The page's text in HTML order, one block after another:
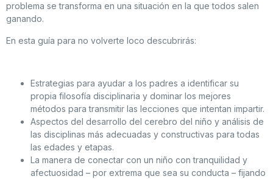
problema se transforma en una situación en la que todos salen
ganando.
En esta guía para no volverte loco descubrirás:
Estrategias para ayudar a los padres a identificar su
propia filosofía disciplinaria y dominar los mejores
métodos para transmitir las lecciones que intentan impartir.
Aspectos del desarrollo del cerebro del niño y análisis de
las disciplinas más adecuadas y constructivas para todas
las edades y etapas.
La manera de conectar con un niño con tranquilidad y
afectuosidad – por extrema que sea su conducta – fijando